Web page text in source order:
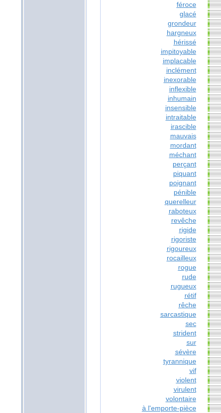
féroce
glacé
grondeur
hargneux
hérissé
impitoyable
implacable
inclément
inexorable
inflexible
inhumain
insensible
intraitable
irascible
mauvais
mordant
méchant
perçant
piquant
poignant
pénible
querelleur
raboteux
revêche
rigide
rigoriste
rigoureux
rocailleux
rogue
rude
rugueux
rétif
rêche
sarcastique
sec
strident
sur
sévère
tyrannique
vif
violent
virulent
volontaire
à l'emporte-pièce